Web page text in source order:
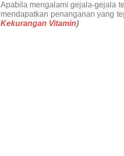
Apabila mengalami gejala-gejala
mendapatkan penanganan yang
Kekurangan Vitamin)